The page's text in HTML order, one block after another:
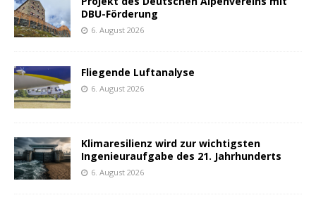
DBU-Förderung
6. August 2026
Fliegende Luftanalyse
6. August 2026
Klimaresilienz wird zur wichtigsten
Ingenieuraufgabe des 21. Jahrhunderts
6. August 2026